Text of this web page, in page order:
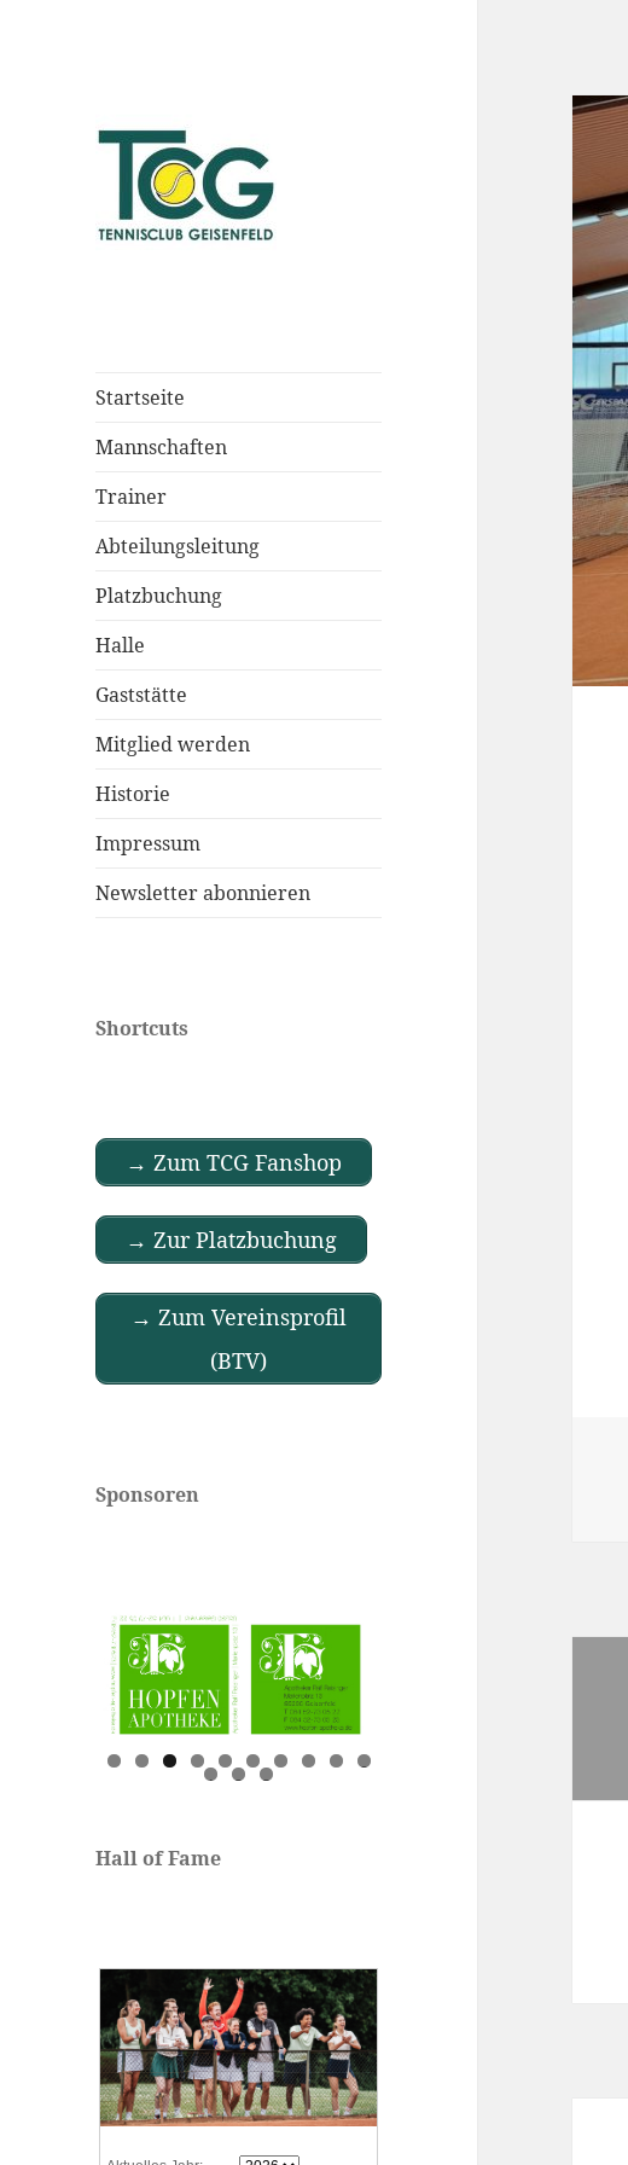
Startseite
Mannschaften
Trainer
Abteilungsleitung
Platzbuchung
Halle
Gaststätte
Mitglied werden
Historie
Impressum
Newsletter abonnieren
Shortcuts
→ Zum TCG Fanshop
→ Zur Platzbuchung
→ Zum Vereinsprofil
(BTV)
Sponsoren
0
1 2 3
Hall of Fame